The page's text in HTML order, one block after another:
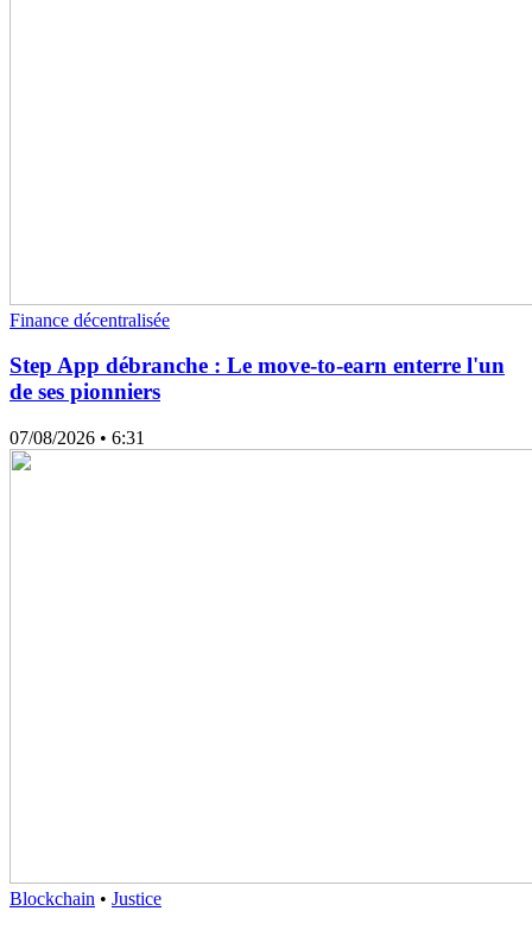
Finance décentralisée
Step App débranche : Le move-to-earn enterre l'un
de ses pionniers
07/08/2026 • 6:31
Blockchain • Justice